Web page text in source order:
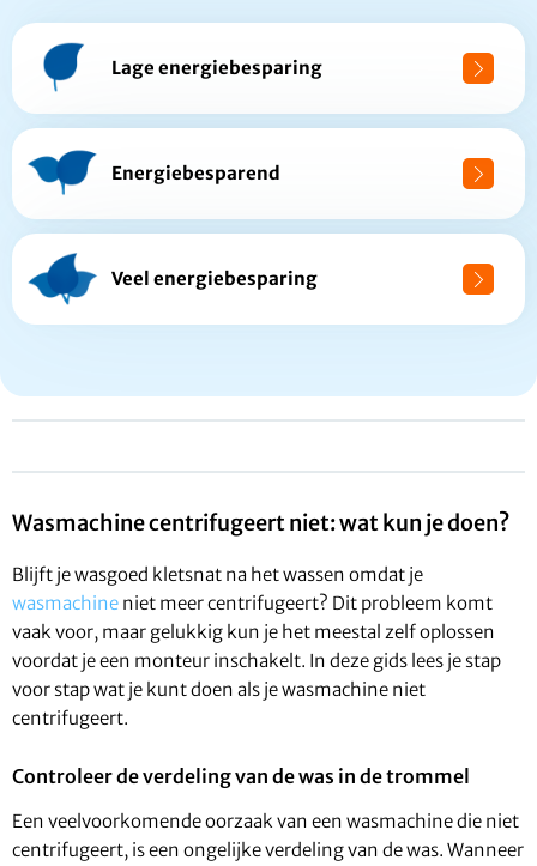
Lage energiebesparing
Energiebesparend
Veel energiebesparing
Wasmachine centrifugeert niet: wat kun je doen?
Blijft je wasgoed kletsnat na het wassen omdat je
wasmachine niet meer centrifugeert? Dit probleem komt
vaak voor, maar gelukkig kun je het meestal zelf oplossen
voordat je een monteur inschakelt. In deze gids lees je stap
voor stap wat je kunt doen als je wasmachine niet
centrifugeert.
Controleer de verdeling van de was in de trommel
Een veelvoorkomende oorzaak van een wasmachine die niet
centrifugeert, is een ongelijke verdeling van de was. Wanneer